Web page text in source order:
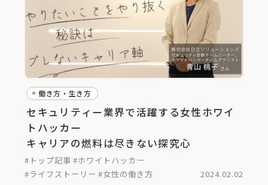
働き方・生き方
セキュリティー業界で活躍する女性ホワイ
トハッカー
キャリアの燃料は尽きない探究心
#トップ記事 #ホワイトハッカー
#ライフストーリー #女性の働き方 2024.02.02